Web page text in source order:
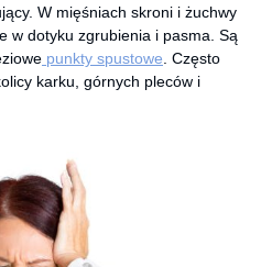
W mięśniach skroni i żuchwy
w dotyku zgrubienia i pasma. Są
punkty spustowe . Często
karku, górnych pleców i